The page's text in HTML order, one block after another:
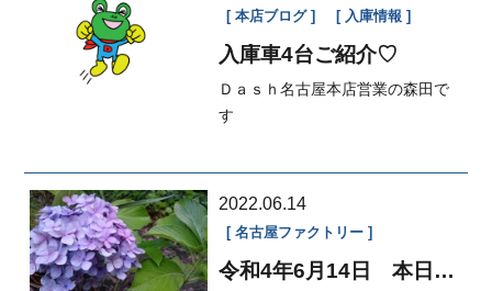
本店ブログ 入庫情報
入庫車4台ご紹介♡
Ｄａｓｈ名古屋本店営業の森田で
す
2022.06.14
名古屋ファクトリー
令和4年6月14日 本日の